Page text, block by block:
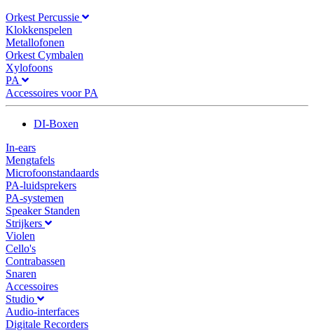
Orkest Percussie
Klokkenspelen
Metallofonen
Orkest Cymbalen
Xylofoons
PA
Accessoires voor PA
DI-Boxen
In-ears
Mengtafels
Microfoonstandaards
PA-luidsprekers
PA-systemen
Speaker Standen
Strijkers
Violen
Cello's
Contrabassen
Snaren
Accessoires
Studio
Audio-interfaces
Digitale Recorders